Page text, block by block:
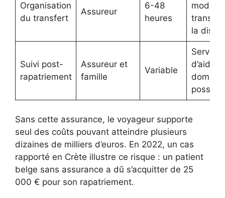
Organisation
du transfert
Assureur
6-48
heures
mode
la
Suivi post-
rapatriement
Assureur et
famille
Variable
Services
d’aide à
domicile
Sans cette assurance, le voyageur supporte
seul des coûts pouvant atteindre plusieurs
dizaines de milliers d’euros. En 2022, un cas
rapporté en Crète illustre ce risque : un patient
belge sans assurance a dû s’acquitter de 25
000 € pour son rapatriement.